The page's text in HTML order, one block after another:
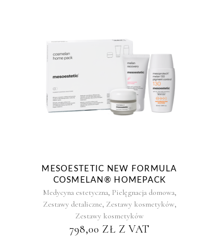
MESOESTETIC NEW FORMULA
COSMELAN® HOMEPACK
Medycyna estetyczna, Pielęgnacja domowa,
Zestawy detaliczne, Zestawy kosmetyków,
Zestawy kosmetyków
798,00 ZŁ Z VAT